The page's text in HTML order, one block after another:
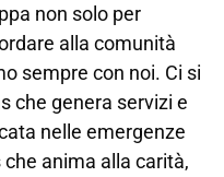
non solo per
alla comunità
sempre con noi. Ci si
che genera servizi e
nelle emergenze
anima alla carità,